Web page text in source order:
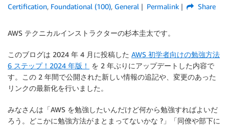
Certification, Foundational (100), General Permalink Share
AWS テクニカルインストラクターの杉本圭太です。
このブログは 2024 年 4 月に投稿した AWS 初学者向けの勉強方法
6 ステップ！2024 年版！
を 2 年ぶりにアップデートした内容で
す。この 2 年間で公開された新しい情報の追記や、変更のあった
リンクの最新化を行いました。
みなさんは「AWS を勉強したいんだけど何から勉強すればよいだ
ろう。どこかに勉強方法がまとまってないかな ?」「同僚や部下に